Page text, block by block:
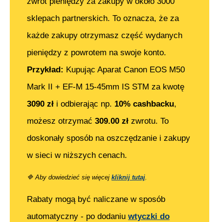
sklepach partnerskich. To oznacza, że za
każde zakupy otrzymasz część wydanych
pieniędzy z powrotem na swoje konto.
Przykład: Kupując Aparat Canon EOS M50
Mark II + EF-M 15-45mm IS STM za kwotę
3090 zł i odbierając np. 10% cashbacku,
możesz otrzymać 309.00 zł zwrotu. To
doskonały sposób na oszczędzanie i zakupy
w sieci w niższych cenach.
🔷 Aby dowiedzieć się więcej kliknij tutaj
Rabaty mogą być naliczane w sposób
automatyczny - po dodaniu wtyczki do